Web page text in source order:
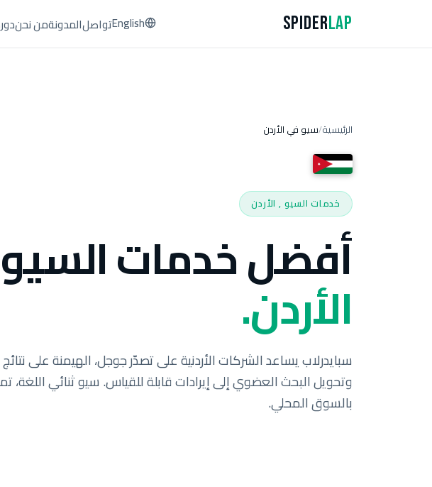
SpiderLap من نحنالمدونةتواصلEnglish
الرئيسية/سيو في الأردن
خدمات السيو , الأردن
أفضل خدمات
الأردن.
سبايدرلاب يساعد الشركات الأردنية على تصدّر جوجل، الهيمنة على
وتحويل البحث العضوي إلى إيرادات قابلة للقياس. سيو ثنائي اللغة،
بالسوق المحلي.